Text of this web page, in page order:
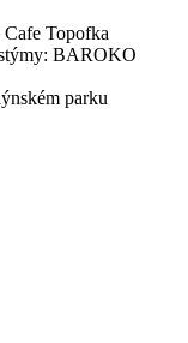
Topofka
BAROKO
parku